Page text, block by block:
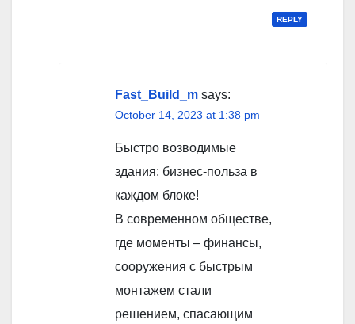
REPLY
Fast_Build_m says:
October 14, 2023 at 1:38 pm
Быстро возводимые
здания: бизнес-польза в
каждом блоке!
В современном обществе,
где моменты – финансы,
сооружения с быстрым
монтажем стали
решением, спасающим